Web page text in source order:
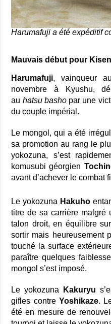
Harumafuji a été expéditif
Mauvais début pour
Harumafuji, vainqueur
novembre à Kyushu,
au hatsu bashopar une
du couple impérial.
Le mongol, qui a été
sa promotion au rang le
yokozuna, s’est
komusubi géorgien
avant d’achever le combat
Le yokozuna Hakuho
titre de sa carrière malgré
talon droit, en équilibre
sortir mais heureusement
touché la surface
paraître quelques
mongol s’est imposé.
Le yokozuna Kakuryu
gifles contre Yoshikaze.
été en mesure de